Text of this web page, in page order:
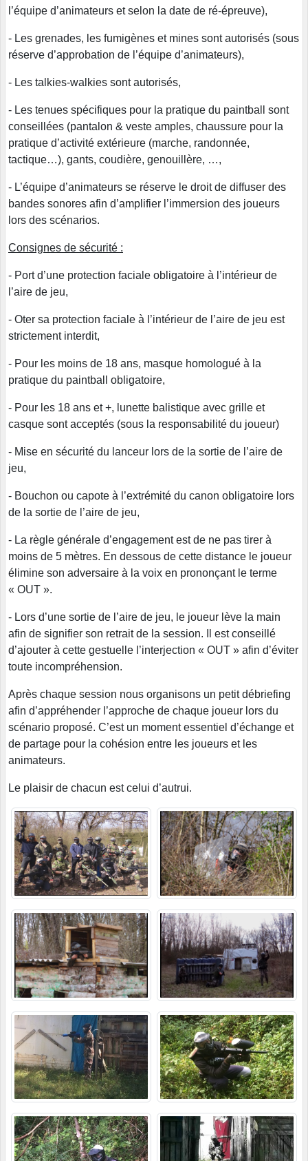
l’équipe d’animateurs et selon la date de ré-épreuve),
- Les grenades, les fumigènes et mines sont autorisés (sous
réserve d’approbation de l’équipe d’animateurs),
- Les talkies-walkies sont autorisés,
- Les tenues spécifiques pour la pratique du paintball sont
conseillées (pantalon & veste amples, chaussure pour la
pratique d’activité extérieure (marche, randonnée,
tactique…), gants, coudière, genouillère, …,
- L’équipe d’animateurs se réserve le droit de diffuser des
bandes sonores afin d’amplifier l’immersion des joueurs
lors des scénarios.
Consignes de sécurité :
- Port d’une protection faciale obligatoire à l’intérieur de
l’aire de jeu,
- Oter sa protection faciale à l’intérieur de l’aire de jeu est
strictement interdit,
- Pour les moins de 18 ans, masque homologué à la
pratique du paintball obligatoire,
- Pour les 18 ans et +, lunette balistique avec grille et
casque sont acceptés (sous la responsabilité du joueur)
- Mise en sécurité du lanceur lors de la sortie de l’aire de
jeu,
- Bouchon ou capote à l’extrémité du canon obligatoire lors
de la sortie de l’aire de jeu,
- La règle générale d’engagement est de ne pas tirer à
moins de 5 mètres. En dessous de cette distance le joueur
élimine son adversaire à la voix en prononçant le terme
« OUT ».
- Lors d’une sortie de l’aire de jeu, le joueur lève la main
afin de signifier son retrait de la session. Il est conseillé
d’ajouter à cette gestuelle l’interjection « OUT » afin d’éviter
toute incompréhension.
Après chaque session nous organisons un petit débriefing
afin d’appréhender l’approche de chaque joueur lors du
scénario proposé. C’est un moment essentiel d’échange et
de partage pour la cohésion entre les joueurs et les
animateurs.
Le plaisir de chacun est celui d’autrui.